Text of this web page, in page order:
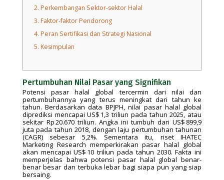
2. Perkembangan Sektor-sektor Halal
3. Faktor-faktor Pendorong
4. Peran Sertifikasi dan Strategi Nasional
5. Kesimpulan
Pertumbuhan Nilai Pasar yang Signifikan
Potensi pasar halal global tercermin dari nilai dan
pertumbuhannya yang terus meningkat dari tahun ke
tahun. Berdasarkan data BPJPH, nilai pasar halal global
diprediksi mencapai US$ 1,3 triliun pada tahun 2025, atau
sekitar Rp 20.670 triliun. Angka ini tumbuh dari US$ 899,9
juta pada tahun 2018, dengan laju pertumbuhan tahunan
(CAGR) sebesar 5,2%. Sementara itu, riset IHATEC
Marketing Research memperkirakan pasar halal global
akan mencapai US$ 10 triliun pada tahun 2030. Fakta ini
memperjelas bahwa potensi pasar halal global benar-
benar besar dan terbuka lebar bagi siapa pun yang siap
bersaing.